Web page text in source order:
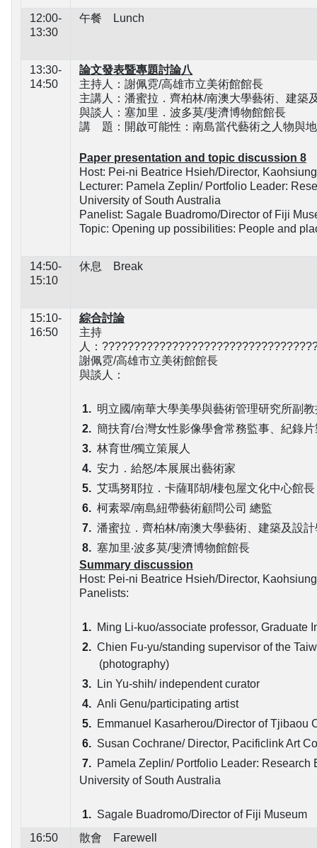
12:00-
13:30
午餐 Lunch
13:30-
14:50
論文發表暨專題討論八
主持人：謝佩霓/高雄市立美術館館長
主講人：潘蜜拉．齊柏林/南澳大學藝術、建築
與談人：塞加里．波多莫/斐濟博物館館長
講 題：開啟可能性：南島當代藝術之人物與
Paper presentation and topic discussion 8
Host: Pei-ni Beatrice Hsieh/Director,
Lecturer: Pamela Zeplin/ Portfolio Leader:
University of South Australia
Panelist: Sagale Buadromo/Director of Fiji
Topic: Opening up possibilities: People and
14:50-
15:10
休息 Break
15:10-
16:50
綜合討論
主持
人：
謝佩霓/高雄市立美術館館長
與談人：
明立國/南華大學美學與藝術管理研究所副教
簡扶育/台灣女性影像學會常務監事、紀錄
林育世/獨立策展人
安力．給怒/本展展出藝術家
艾瑪努耶拉．卡薩耶胡/棲包屋文化中心館長
柯素翠/南島紐帶藝術顧問公司 總監
潘蜜拉．齊柏林/南澳大學藝術、建築及設
塞加里‧波多莫/斐濟博物館館長
Summary discussion
Host: Pei-ni Beatrice Hsieh/Director,
Panelists:
Ming Li-kuo/associate professor, Graduate
Chien Fu-yu/standing supervisor of the
(photography)
Lin Yu-shih/ independent curator
Anli Genu/participating artist
Emmanuel Kasarherou/Director of Tjibaou
Susan Cochrane/ Director, Pacificlink Art
Pamela Zeplin/ Portfolio Leader: Research
University of South Australia
Sagale Buadromo/Director of Fiji Museum
16:50
散會 Farewell